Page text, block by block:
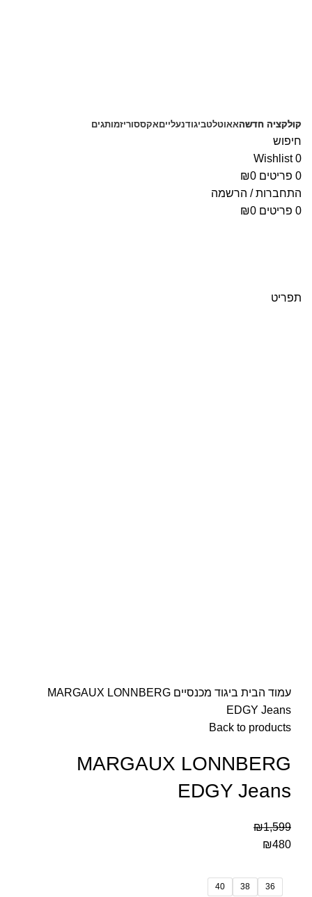
קולקציה חדשהאאוטלטביגודנעלייםאקססוריזמותגים
חיפוש
0
Wishlist
0 פריטים ₪0
התחברות / הרשמה
0 פריטים ₪0
תפריט
עמוד הבית ביגוד מכנסיים MARGAUX LONNBERG
EDGY Jeans
Back to products
MARGAUX LONNBERG
EDGY Jeans
₪1,599
₪480
36
38
40